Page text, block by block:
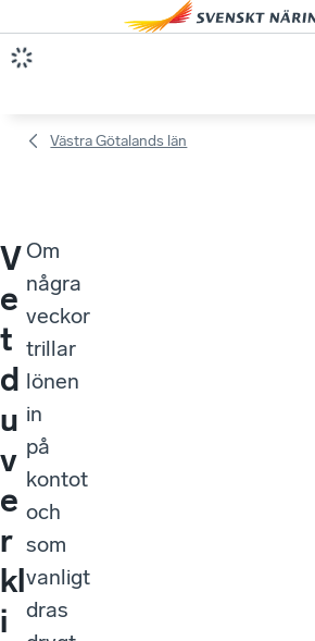
Västra Götalands län
V
e
t
d
u
v
e
r
kl
i
Om
några
veckor
trillar
lönen
in
på
kontot
och
som
vanligt
dras